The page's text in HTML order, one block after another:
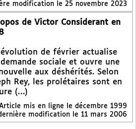
modification le 25 novembre 2023
de Victor Considerant en
de février actualise
sociale et ouvre une
aux déshérités. Selon
Rey, les prolétaires sont en
(…)
mis en ligne le décembre 1999
modification le 11 mars 2006